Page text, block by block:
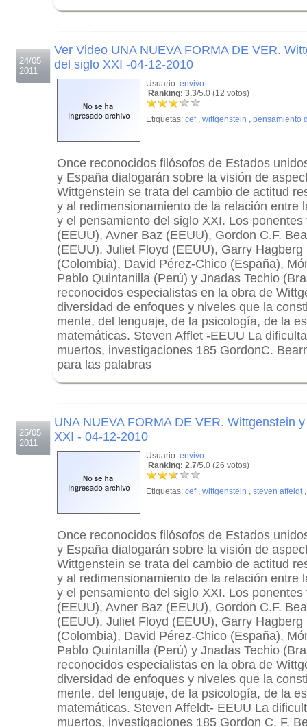
24/05
2011
Ver Video UNA NUEVA FORMA DE VER.
del siglo XXI -04-12-2010
Usuario: envivo
Ranking: 3.3/5.0 (12 votos)
Etiquetas: cef, wittgenstein , pensamiento
Once reconocidos filósofos de Estados
y España dialogarán sobre la visión de
Wittgenstein se trata del cambio de actitud
y al redimensionamiento de la relación entre
y el pensamiento del siglo XXI. Los
(EEUU), Avner Baz (EEUU), Gordon C.F.
(EEUU), Juliet Floyd (EEUU), Garry
(Colombia), David Pérez-Chico (España),
Pablo Quintanilla (Perú) y Jnadas Techio
reconocidos especialistas en la obra de
diversidad de enfoques y niveles que la
mente, del lenguaje, de la psicología, de la
matemáticas. Steven Afflet -EEUU La
muertos, investigaciones 185 GordonC.
para las palabras
25/05
2011
UNA NUEVA FORMA DE VER. Wittgenstein
XXI - 04-12-2010
Usuario: envivo
Ranking: 2.7/5.0 (26 votos)
Etiquetas: cef, wittgenstein , steven affeldt
Once reconocidos filósofos de Estados
y España dialogarán sobre la visión de
Wittgenstein se trata del cambio de actitud
y al redimensionamiento de la relación entre
y el pensamiento del siglo XXI. Los
(EEUU), Avner Baz (EEUU), Gordon C.F.
(EEUU), Juliet Floyd (EEUU), Garry
(Colombia), David Pérez-Chico (España),
Pablo Quintanilla (Perú) y Jnadas Techio
reconocidos especialistas en la obra de
diversidad de enfoques y niveles que la
mente, del lenguaje, de la psicología, de la
matemáticas. Steven Affeldt- EEUU La
muertos, investigaciones 185 Gordon C. F.